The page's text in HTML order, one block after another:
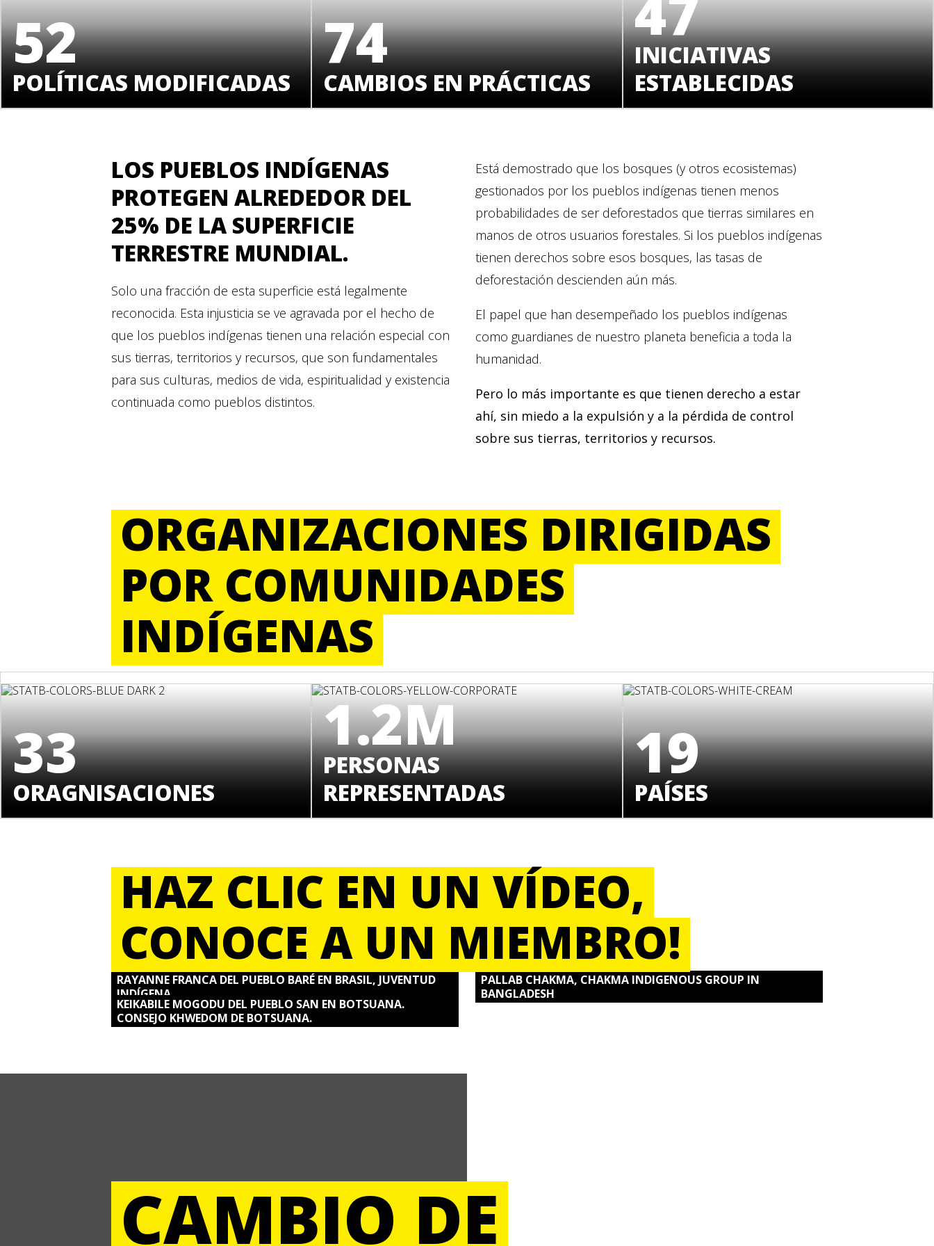
52
POLÍTICAS MODIFICADAS
74
CAMBIOS EN PRÁCTICAS
INICIATIVAS
ESTABLECIDAS
LOS PUEBLOS INDÍGENAS
PROTEGEN ALREDEDOR DEL
25% DE LA SUPERFICIE
TERRESTRE MUNDIAL.
Solo una fracción de esta superficie está legalmente
reconocida. Esta injusticia se ve agravada por el hecho de
que los pueblos indígenas tienen una relación especial con
sus tierras, territorios y recursos, que son fundamentales
para sus culturas, medios de vida, espiritualidad y existencia
continuada como pueblos distintos.
Está demostrado que los bosques (y otros ecosistemas)
gestionados por los pueblos indígenas tienen menos
probabilidades de ser deforestados que tierras similares en
manos de otros usuarios forestales. Si los pueblos indígenas
tienen derechos sobre esos bosques, las tasas de
deforestación descienden aún más.
El papel que han desempeñado los pueblos indígenas
como guardianes de nuestro planeta beneficia a toda la
humanidad.
Pero lo más importante es que tienen derecho a estar
ahí, sin miedo a la expulsión y a la pérdida de control
sobre sus tierras, territorios y recursos.
ORGANIZACIONES DIRIGIDAS
POR COMUNIDADES
INDÍGENAS
33
ORAGNISACIONES
1.2M
PERSONAS
REPRESENTADAS
19
PAÍSES
HAZ CLIC EN UN VÍDEO,
CONOCE A UN MIEMBRO!
RAYANNE FRANCA DEL PUEBLO BARÉ EN BRASIL, JUVENTUD
INDÍGENA.
KEIKABILE MOGODU DEL PUEBLO SAN EN BOTSUANA.
CONSEJO KHWEDOM DE BOTSUANA.
PALLAB CHAKMA, CHAKMA INDIGENOUS GROUP IN
BANGLADESH
CAMBIO DE